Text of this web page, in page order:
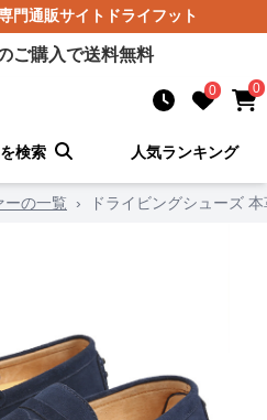
門通販サイト ドライフット
ご購入で送料無料
0 0
検索 人気ランキング
ーの一覧 › ドライビングシューズ